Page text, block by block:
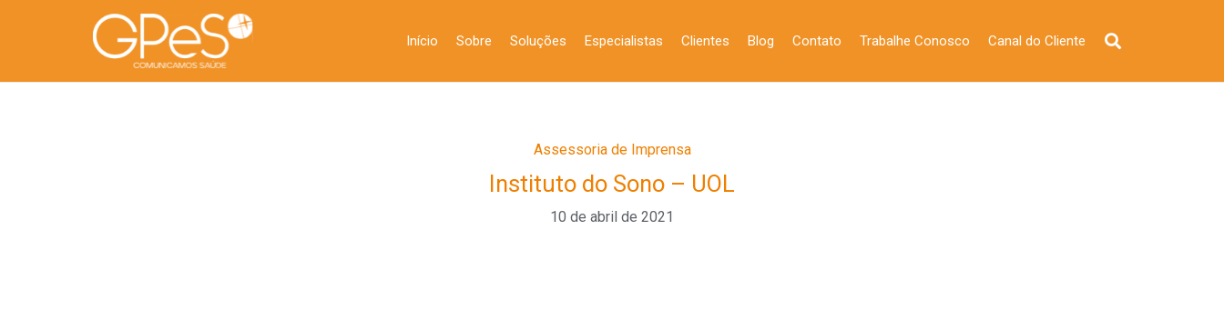
Início Sobre Soluções Especialistas Clientes Blog Contato Trabalhe Conosco Canal do Cliente
Assessoria de Imprensa
Instituto do Sono – UOL
10 de abril de 2021